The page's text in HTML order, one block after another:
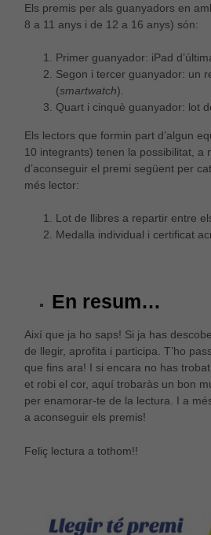
Els premis per als guanyadors en
8 a 11 anys i de 12 a 16 anys) són:
Primer guanyador: iPad
Segon i tercer guanyador: un
(smartwatch).
Quart i cinquè guanyador: lot
Els lectors que formin part d’algun
10 integrants) tenen la possibilitat, a
d’aconseguir el premi següent per
més lector:
Lot de llibres a repartir entre
Medalla individual i certificat
En resum…
Així que ja ho saps! Si ja has
de llegir, aprofita i participa. T’ho
que fins ara! I si encara no has
et robi el cor, aquí trobaràs un bon
per enamorar-te de la lectura. I a
a aconseguir els premis!
Feliç lectura a tothom!!